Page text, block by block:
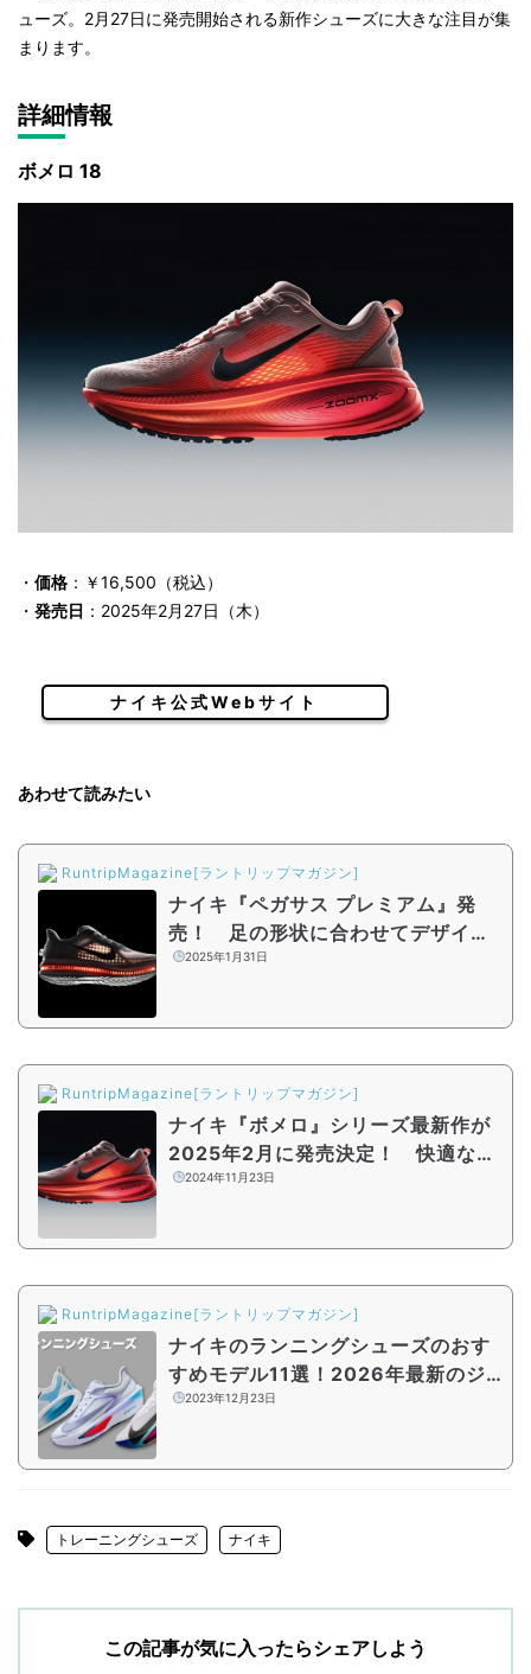
ューズ。2月27日に発売開始される新作シューズに大きな注目が集
まります。
詳細情報
ボメロ 18
・ 価格 ：￥16,500（税込）
・ 発売日 ：2025年2月27日（木）
ナイキ公式Webサイト
あわせて読みたい
RuntripMagazine[ラントリップマガジン]
ナイキ『ペガサス プレミアム』発
売！ 足の形状に合わせてデザイン
された『ビジブルエア ズーム ユニッ
2025年1月31日
RuntripMagazine[ラントリップマガジン]
ナイキ『ボメロ』シリーズ最新作が
2025年2月に発売決定！ 快適なラ
ンニングをサポートするプレミアム
2024年11月23日
RuntripMagazine[ラントリップマガジン]
ナイキのランニングシューズのおす
すめモデル11選！2026年最新のジ
ョギングシューズからレース向けモ
2023年12月23日
トレーニングシューズ ナイキ
この記事が気に入ったらシェアしよう